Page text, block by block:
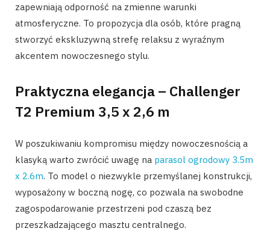
zapewniają odporność na zmienne warunki
atmosferyczne. To propozycja dla osób, które pragną
stworzyć ekskluzywną strefę relaksu z wyraźnym
akcentem nowoczesnego stylu.
Praktyczna elegancja – Challenger
T2 Premium 3,5 x 2,6 m
W poszukiwaniu kompromisu między nowoczesnością a
klasyką warto zwrócić uwagę na parasol ogrodowy 3.5m
x 2.6m. To model o niezwykle przemyślanej konstrukcji,
wyposażony w boczną nogę, co pozwala na swobodne
zagospodarowanie przestrzeni pod czaszą bez
przeszkadzającego masztu centralnego.